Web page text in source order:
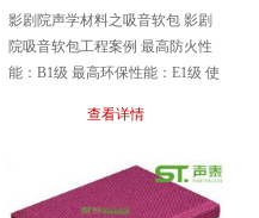
影剧院声学材料之吸音软包 影剧
院吸音软包工程案例 最高防火性
能：B1级 最高环保性能：E1级 使
审讯室、多功...
查看详情